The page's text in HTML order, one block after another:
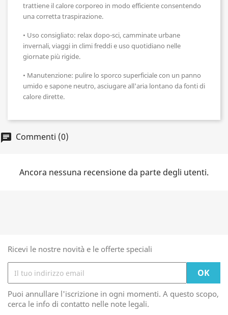
trattiene il calore corporeo in modo efficiente consentendo
una corretta traspirazione.
• Uso consigliato: relax dopo-sci, camminate urbane
invernali, viaggi in climi freddi e uso quotidiano nelle
giornate più rigide.
• Manutenzione: pulire lo sporco superficiale con un panno
umido e sapone neutro, asciugare all'aria lontano da fonti di
calore dirette.
chat Commenti (0)
Ancora nessuna recensione da parte degli utenti.
Ricevi le nostre novità e le offerte speciali
Puoi annullare l'iscrizione in ogni momenti. A questo scopo,
cerca le info di contatto nelle note legali.